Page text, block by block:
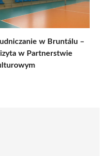
w Bruntálu –
w Partnerstwie